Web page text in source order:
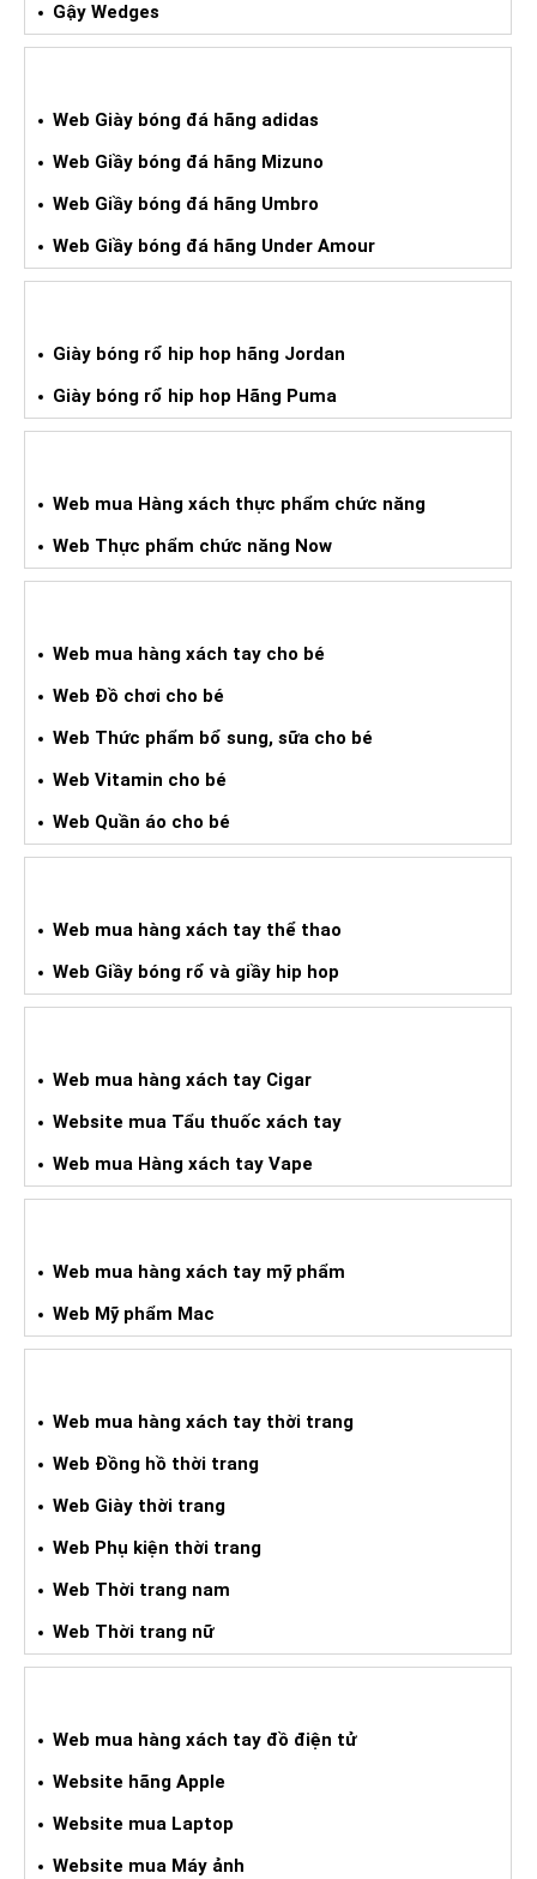
Gậy Wedges
Web Giày bóng đá hãng adidas
Web Giầy bóng đá hãng Mizuno
Web Giầy bóng đá hãng Umbro
Web Giầy bóng đá hãng Under Amour
Giày bóng rổ hip hop hãng Jordan
Giày bóng rổ hip hop Hãng Puma
Web mua Hàng xách thực phẩm chức năng
Web Thực phẩm chức năng Now
Web mua hàng xách tay cho bé
Web Đồ chơi cho bé
Web Thức phẩm bổ sung, sữa cho bé
Web Vitamin cho bé
Web Quần áo cho bé
Web mua hàng xách tay thể thao
Web Giầy bóng rổ và giầy hip hop
Web mua hàng xách tay Cigar
Website mua Tẩu thuốc xách tay
Web mua Hàng xách tay Vape
Web mua hàng xách tay mỹ phẩm
Web Mỹ phẩm Mac
Web mua hàng xách tay thời trang
Web Đồng hồ thời trang
Web Giày thời trang
Web Phụ kiện thời trang
Web Thời trang nam
Web Thời trang nữ
Web mua hàng xách tay đồ điện tử
Website hãng Apple
Website mua Laptop
Website mua Máy ảnh